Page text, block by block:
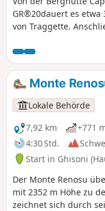
GR®20dauert es
von Traggette.
Renoso (2352 m). Der
der höchstgelegenen
See glazialen
ist, verdankt seine
Vorkommen von
Monte
Lokale Behörde
7,92 km
+771
4:30 Std.
Start in Ghisoni
Der Monte Renosu
mit 2352 m Höhe zu
zeichnet sich durch